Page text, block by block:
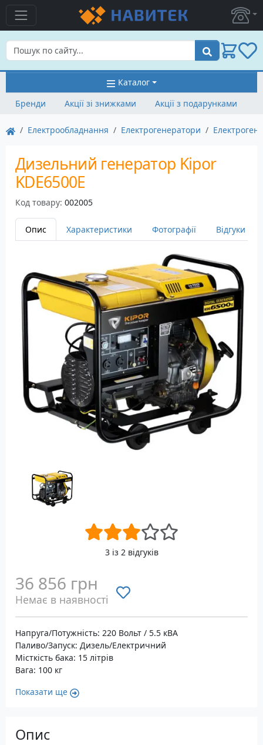
Пошук
Каталог
Бренди
Акції зі знижками Акції з подарунками
Електрообладнання Електрогенератори
Дизельний генератор Kipor
KDE6500E
Код товару: 002005
Опис Характеристики Фотографії Відгуки
3 із 2 відгуків
36 856 грн
Немає в наявності
Напруга/Потужність: 220 Вольт / 5.5 кВА
Паливо/Запуск: Дизель/Електричний
Місткість бака: 15 літрів
Вага: 100 кг
Показати ще
Опис